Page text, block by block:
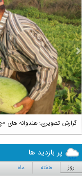
گزارش تصویری؛ هندوانه های
Next
پر بازدید ها
روز هفته ماه